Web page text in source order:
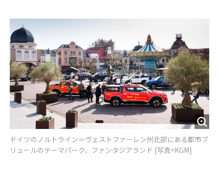
ドイツのノルトライン＝ヴェストファーレン州北部にある都市ブ
リュールのテーマパーク、ファンタジアランド [写真=KGM]